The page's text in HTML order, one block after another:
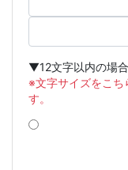
▼12文字以内の場
※文字サイズをこち
す。